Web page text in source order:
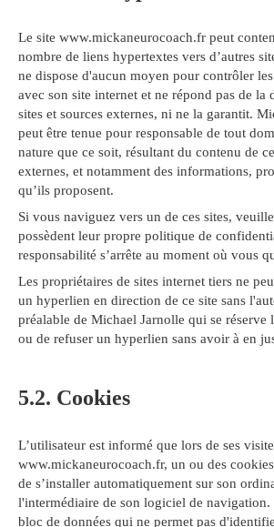
Le site www.mickaneurocoach.fr peut
nombre de liens hypertextes vers d’autres
ne dispose d'aucun moyen pour contrôler
avec son site internet et ne répond pas de la
sites et sources externes, ni ne la garantit.
peut être tenue pour responsable de tout
nature que ce soit, résultant du contenu de
externes, et notamment des informations,
qu’ils proposent.
Si vous naviguez vers un de ces sites,
possèdent leur propre politique de
responsabilité s’arrête au moment où vous
Les propriétaires de sites internet tiers ne
un hyperlien en direction de ce site sans
préalable de Michael Jarnolle qui se réserve
ou de refuser un hyperlien sans avoir à en
5.2. Cookies
L’utilisateur est informé que lors de ses
www.mickaneurocoach.fr, un ou des
de s’installer automatiquement sur son
l'intermédiaire de son logiciel de navigation.
bloc de données qui ne permet pas